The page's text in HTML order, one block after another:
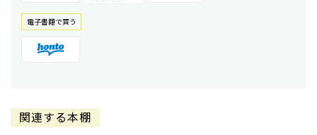
電⼦書籍で買う
関連する本棚